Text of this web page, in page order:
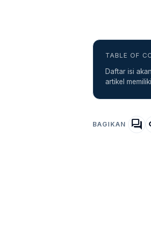
TABLE OF
Daftar isi
artikel
BAGIKAN forum